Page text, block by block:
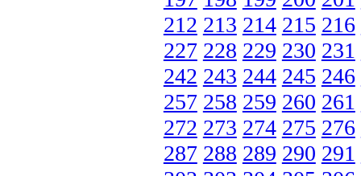
212 213 214 215 216
227 228 229 230 231
242 243 244 245 246
257 258 259 260 261
272 273 274 275 276
287 288 289 290 291